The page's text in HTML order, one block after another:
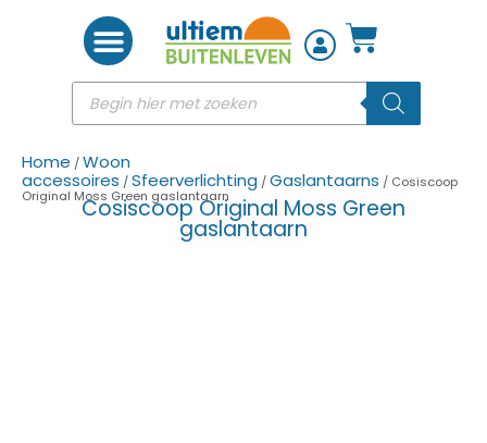
Home /Woon
accessoires /Sfeerverlichting /Gaslantaarns / Cosiscoop
Original Moss Green gaslantaarn
Cosiscoop Original Moss Green
gaslantaarn